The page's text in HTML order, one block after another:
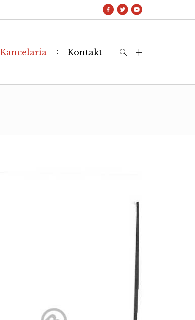
Negocjacje z wierzycielami
Kancelaria Kontakt